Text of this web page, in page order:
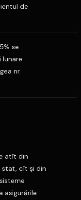
de
se
lunare
nr.
atît din
stat, cît şi din
asigurările